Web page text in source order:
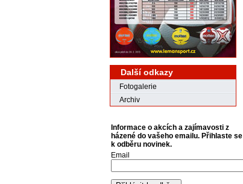
Další odkazy
Fotogalerie
Archiv
Informace o akcích a zajímavosti z
házené do vašeho emailu. Přihlaste se
k odběru novinek.
Email